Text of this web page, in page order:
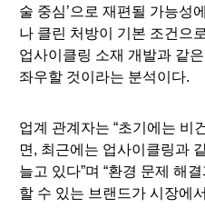
술 중심’으로 재편될 가능성
나 클린 처방이 기본 조건으
업사이클링 소재 개발과 같
좌우할 것이라는 분석이다.
업계 관계자는 “초기에는 비
면, 최근에는 업사이클링과
늘고 있다”며 “환경 문제 해
할 수 있는 브랜드가 시장에